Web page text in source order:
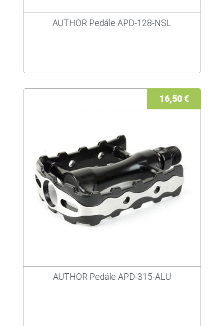
AUTHOR Pedále APD-128-NSL
16,50 €
AUTHOR Pedále APD-315-ALU